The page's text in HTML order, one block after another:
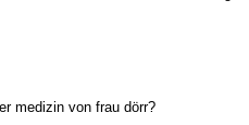
medizin von frau dörr?